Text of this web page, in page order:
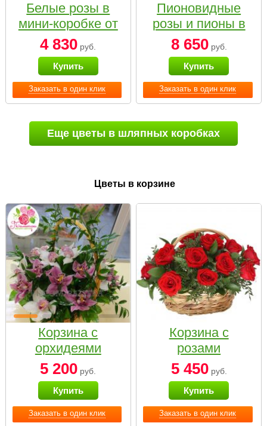
Заказать в один клик
Белые розы в
мини-коробке от
Bella Fiori
4 830 руб.
Купить
Заказать в один клик
Пионовидные
розы и пионы в
белой коробке
Small
8 650руб.
Купить
Еще цветы в шляпных коробках
Цветы в корзине
Заказать в один клик
Корзина с
орхидеями
малая
5 200 руб.
Купить
Заказать в один клик
Корзина с
розами
«Красный
Париж»
5 450руб.
Купить